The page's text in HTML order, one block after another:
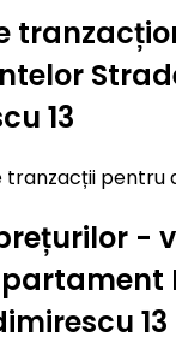
13
tranzacții pentru
-
13